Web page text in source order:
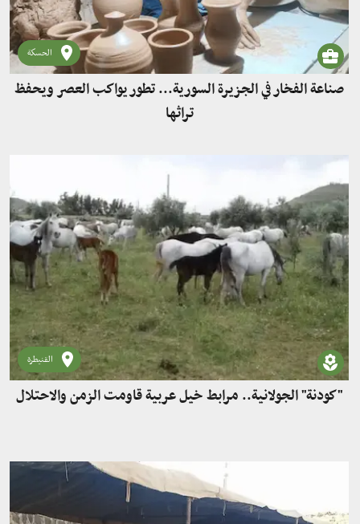
الحسكة
صناعة الفخار في الجزيرة السورية... تطور يواكب العصر ويحفظ
تراثها
القنيطرة
"كودنة" الجولانية.. مرابط خيل عربية قاومت الزمن والاحتلال